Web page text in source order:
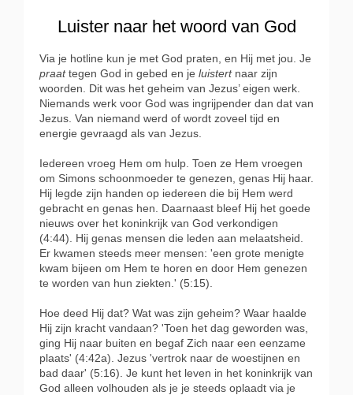
Luister naar het woord van God
Via je hotline kun je met God praten, en Hij met jou. Je
praattegen God in gebed en je luistertnaar zijn
woorden. Dit was het geheim van Jezus’ eigen werk.
Niemands werk voor God was ingrijpender dan dat van
Jezus. Van niemand werd of wordt zoveel tijd en
energie gevraagd als van Jezus.
Iedereen vroeg Hem om hulp. Toen ze Hem vroegen
om Simons schoonmoeder te genezen, genas Hij haar.
Hij legde zijn handen op iedereen die bij Hem werd
gebracht en genas hen. Daarnaast bleef Hij het goede
nieuws over het koninkrijk van God verkondigen
(4:44). Hij genas mensen die leden aan melaatsheid.
Er kwamen steeds meer mensen: 'een grote menigte
kwam bijeen om Hem te horen en door Hem genezen
te worden van hun ziekten.' (5:15).
Hoe deed Hij dat? Wat was zijn geheim? Waar haalde
Hij zijn kracht vandaan? 'Toen het dag geworden was,
ging Hij naar buiten en begaf Zich naar een eenzame
plaats' (4:42a). Jezus 'vertrok naar de woestijnen en
bad daar' (5:16). Je kunt het leven in het koninkrijk van
God alleen volhouden als je je steeds oplaadt via je